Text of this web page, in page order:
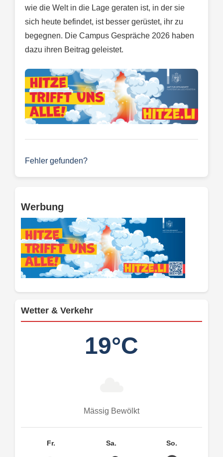
wie die Welt in die Lage geraten ist, in der sie
sich heute befindet, ist besser gerüstet, ihr zu
begegnen. Die Campus Gespräche 2026 haben
dazu ihren Beitrag geleistet.
Fehler gefunden?
Werbung
Wetter & Verkehr
19°C
Mässig Bewölkt
Fr. Sa. So.